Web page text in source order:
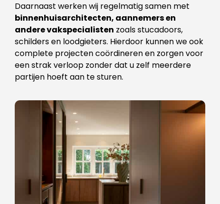
Daarnaast werken wij regelmatig samen met
binnenhuisarchitecten, aannemers en
andere vakspecialisten zoals stucadoors,
schilders en loodgieters. Hierdoor kunnen we ook
complete projecten coördineren en zorgen voor
een strak verloop zonder dat u zelf meerdere
partijen hoeft aan te sturen.